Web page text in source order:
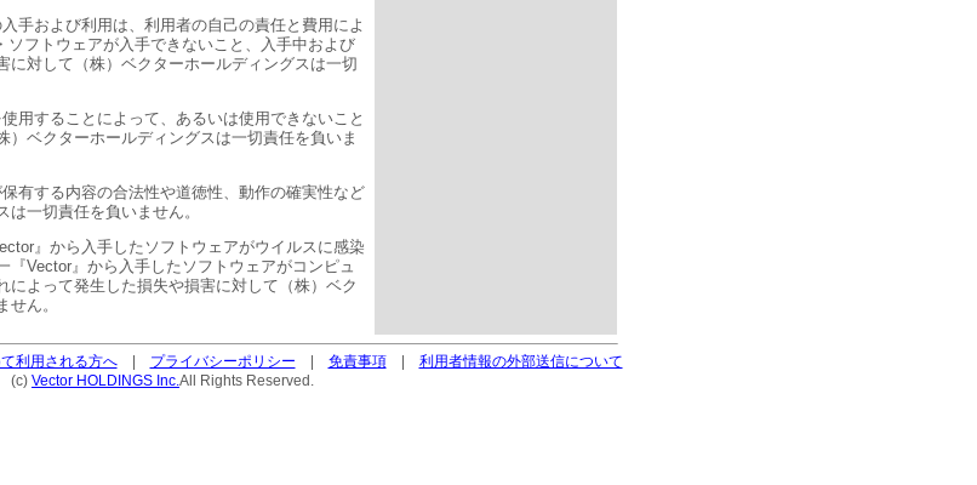
手および利用は、利用者の自己の責任と費用によ
ソフトウェアが入手できないこと、入手中および
に対して（株）ベクターホールディングスは一切
用することによって、あるいは使用できないこと
）ベクターホールディングスは一切責任を負いま
有する内容の合法性や道徳性、動作の確実性など
一切責任を負いません。
』から入手したソフトウェアがウイルスに感染
『Vector』から入手したソフトウェアがコンピュ
によって発生した損失や損害に対して（株）ベク
ん。
利用される方へ| プライバシーポリシー | 免責事項| 利用者情報の外部送信について
(c) Vector HOLDINGS Inc. All Rights Reserved.